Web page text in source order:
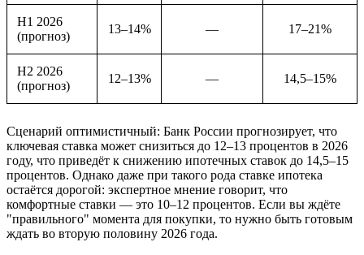
H1 2026
(прогноз)
13–14% — 17–21%
H2 2026
(прогноз)
12–13% — 14,5–15%
Сценарий оптимистичный: Банк России прогнозирует, что
ключевая ставка может снизиться до 12–13 процентов в 2026
году, что приведёт к снижению ипотечных ставок до 14,5–15
процентов. Однако даже при такого рода ставке ипотека
остаётся дорогой: экспертное мнение говорит, что
комфортные ставки — это 10–12 процентов. Если вы ждёте
"правильного" момента для покупки, то нужно быть готовым
ждать во вторую половину 2026 года.